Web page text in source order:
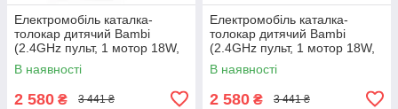
Електромобіль каталка-
толокар дитячий Bambi
(2.4GHz пульт, 1 мотор 18W,
акум. 6V4AH) M 5781EBLR-3
Червоний
В наявності
2 580 ₴ 3 441 ₴
Електромобіль каталка-
толокар дитячий Bambi
(2.4GHz пульт, 1 мотор 18W,
акум. 6V4AH) M 5781EBLR-5
Зелений
В наявності
2 580 ₴ 3 441 ₴